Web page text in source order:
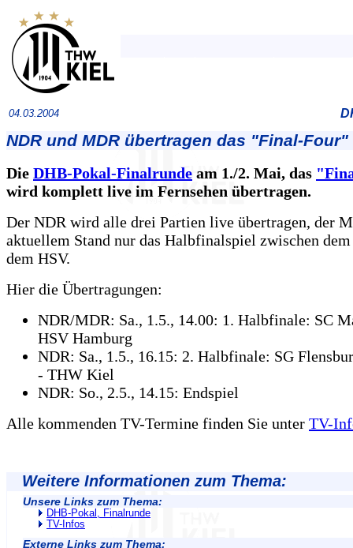
04.03.2004
NDR und MDR übertragen das "Final-
Die DHB-Pokal-Finalrunde am 1./2. Mai, das
wird komplett live im Fernsehen übertragen.
Der NDR wird alle drei Partien live übertragen, der
aktuellem Stand nur das Halbfinalspiel zwischen
dem HSV.
Hier die Übertragungen:
NDR/MDR: Sa., 1.5., 14.00: 1. Halbfinale: SC
HSV Hamburg
NDR: Sa., 1.5., 16.15: 2. Halbfinale: SG
- THW Kiel
NDR: So., 2.5., 14.15: Endspiel
Alle kommenden TV-Termine finden Sie unter TV-
Weitere Informationen zum Thema:
Unsere Links zum Thema:
DHB-Pokal, Finalrunde
TV-Infos
Externe Links zum Thema: